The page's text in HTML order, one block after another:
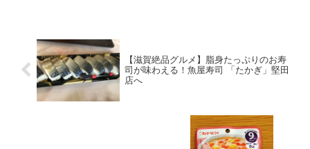
【滋賀絶品グルメ】脂身たっぷりのお寿
司が味わえる！魚屋寿司 「たかぎ」堅田
店へ